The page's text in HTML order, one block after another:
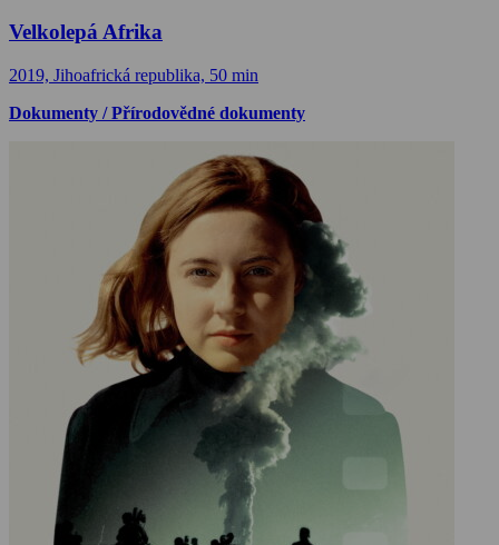
Velkolepá Afrika
2019, Jihoafrická republika, 50 min
Dokumenty / Přírodovědné dokumenty